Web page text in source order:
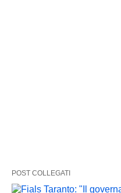
POST COLLEGATI